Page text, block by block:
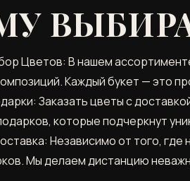
Цветов: В нашем
Каждый букет — это
Заказать цветы с
которые подчеркнут
Независимо от того,
Мы делаем дистанцию